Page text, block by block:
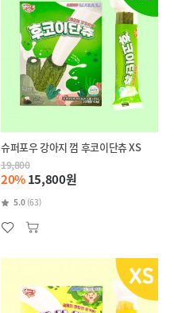
슈퍼포우 강아지 껌 후코이단츄 XS
19,800
20%15,800원
5.0 (63)